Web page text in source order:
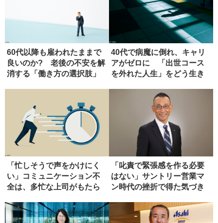
60代以降も雇われたままで
良いのか? 老後の不安を解
消する「働き方の選択肢」
40代で病魔に倒れ、キャリ
アがゼロに 「出世コース
を外れた人生」をどう生き
「忙しそうで声をかけにく
い」コミュニケーション不
全は、多忙な上司がもたら
「叱責で緊張感を作る必要
はない」サントリー営業マ
ン時代の挫折で得た気づき